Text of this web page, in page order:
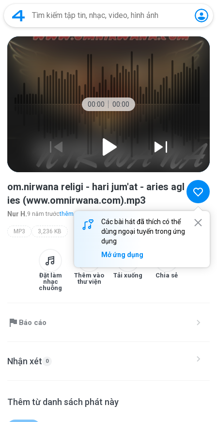
00:00 00:00
Các bài hát đã thích có thể
dùng ngoại tuyến trong ứng
dụng
Mở ứng dụng
om.nirwana religi - hari jum'at - aries agl
ies (www.omnirwana.com).mp3
Nur H.9 năm trướcthêm...
MP3 3,236 KB
Đặt làm
nhạc
chuông
Thêm vào
thư viện
Tải xuống Chia sẻ
Báo cáo
Nhận xét 0
Thêm từ danh sách phát này